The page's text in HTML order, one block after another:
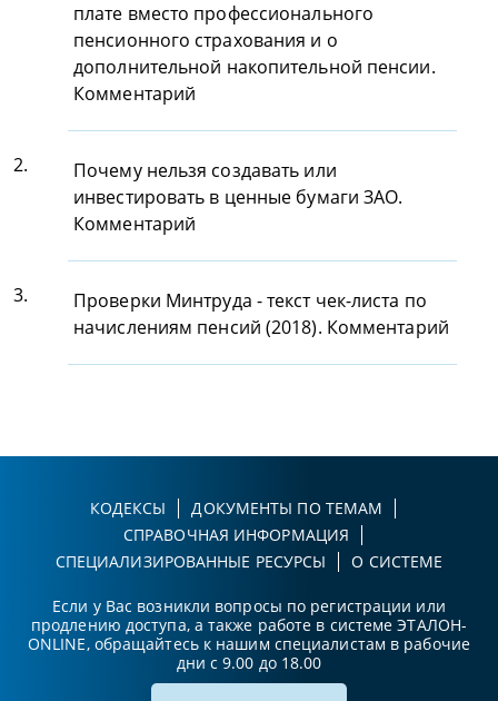
плате вместо профессионального
пенсионного страхования и о
дополнительной накопительной пенсии.
Комментарий
2.
Почему нельзя создавать или
инвестировать в ценные бумаги ЗАО.
Комментарий
3.
Проверки Минтруда - текст чек-листа по
начислениям пенсий (2018). Комментарий
КОДЕКСЫ
ДОКУМЕНТЫ ПО ТЕМАМ
СПРАВОЧНАЯ ИНФОРМАЦИЯ
СПЕЦИАЛИЗИРОВАННЫЕ РЕСУРСЫ
О СИСТЕМЕ
Если у Вас возникли вопросы по регистрации или
продлению доступа, а также работе в системе ЭТАЛОН-
ONLINE, обращайтесь к нашим специалистам в рабочие
дни с 9.00 до 18.00